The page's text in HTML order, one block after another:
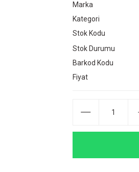
Marka
Kategori
Stok Kodu
Stok Durumu
Barkod Kodu
Fiyat